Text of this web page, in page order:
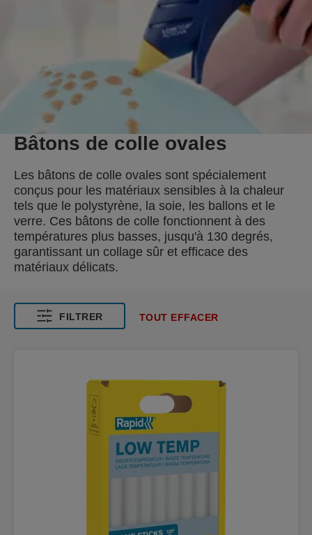
Bâtons de colle ovales
Les bâtons de colle ovales sont spécialement
conçus pour les matériaux sensibles à la chaleur
tels que le polystyrène, la soie, les ballons et le
verre. Ces bâtons de colle fonctionnent à des
températures plus basses, jusqu'à 130 degrés,
garantissant un collage sûr et efficace des
matériaux délicats.
FILTRER TOUT EFFACER